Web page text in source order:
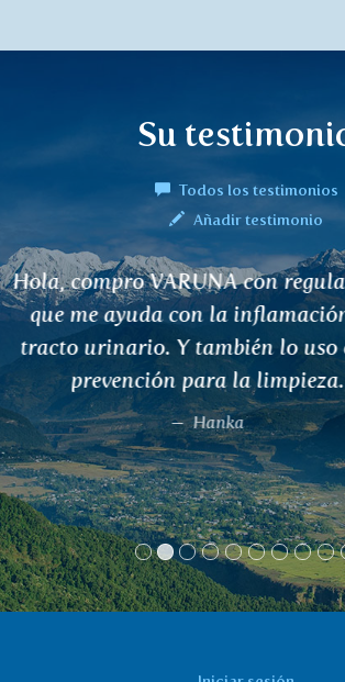
Su
Todos los testimonios
Añadir testimonio
El té NIMBA me ayudó con la
eczema. ¡¡¡Lo
encarecidamente!!!
Hana Horáková